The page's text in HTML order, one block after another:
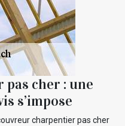
cher : une
s’impose
charpentier pas cher